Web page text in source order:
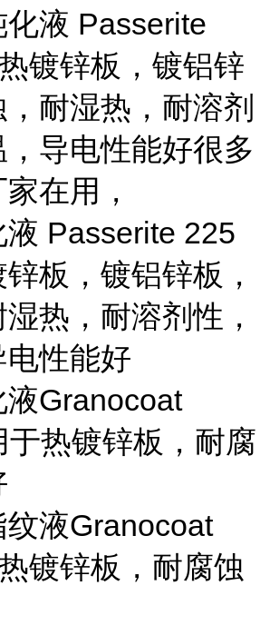
化液 Passerite
镀锌板，镀铝锌
耐湿热，耐溶剂
导电性能好很多
在用，
液 Passerite 225
板，镀铝锌板，
热，耐溶剂性，
性能好
Granocoat
于热镀锌板，耐腐
液Granocoat
镀锌板，耐腐蚀